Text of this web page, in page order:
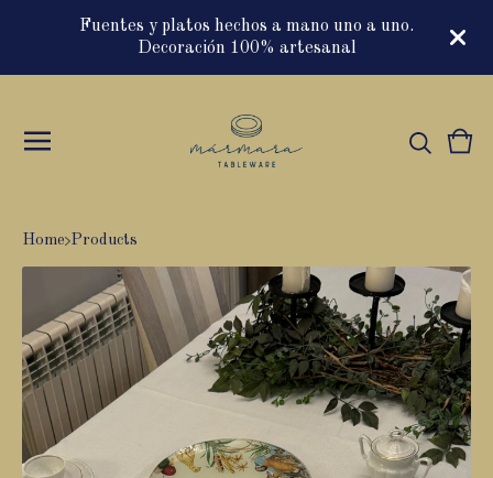
Fuentes y platos hechos a mano uno a uno.
Decoración 100% artesanal
0
Home Products